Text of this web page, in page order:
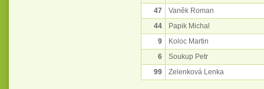
47
Vaněk Roman
44
Papik Michal
9
Koloc Martin
6
Soukup Petr
99
Zelenková Lenka